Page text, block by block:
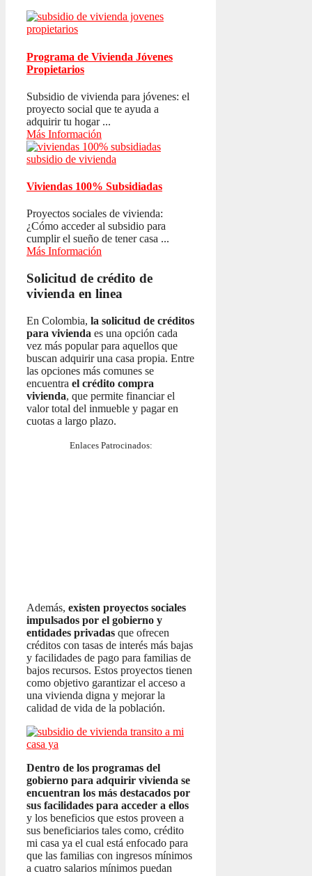
Programa de Vivienda Jóvenes
Propietarios
Subsidio de vivienda para jóvenes: el
proyecto social que te ayuda a
adquirir tu hogar ...
Más Información
Viviendas 100% Subsidiadas
Proyectos sociales de vivienda:
¿Cómo acceder al subsidio para
cumplir el sueño de tener casa ...
Más Información
Solicitud de crédito de
vivienda en linea
En Colombia, la solicitud de créditos
para vivienda es una opción cada
vez más popular para aquellos que
buscan adquirir una casa propia. Entre
las opciones más comunes se
encuentra el crédito compra
vivienda, que permite financiar el
valor total del inmueble y pagar en
cuotas a largo plazo.
Enlaces Patrocinados:
Además, existen proyectos sociales
impulsados por el gobierno y
entidades privadas que ofrecen
créditos con tasas de interés más bajas
y facilidades de pago para familias de
bajos recursos. Estos proyectos tienen
como objetivo garantizar el acceso a
una vivienda digna y mejorar la
calidad de vida de la población.
Dentro de los programas del
gobierno para adquirir vivienda se
encuentran los más destacados por
sus facilidades para acceder a ellos
y los beneficios que estos proveen a
sus beneficiarios tales como, crédito
mi casa ya el cual está enfocado para
que las familias con ingresos mínimos
a cuatro salarios mínimos puedan